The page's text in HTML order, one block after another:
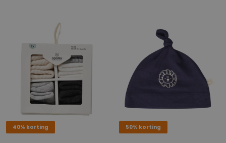
40% korting 50% korting